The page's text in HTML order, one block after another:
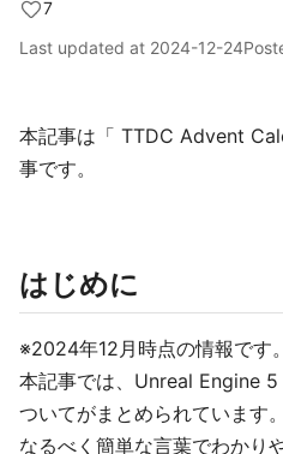
7
Last updated at 2024-12-24
本記事は「 TTDC Advent
事です。
はじめに
※2024年12月時点の情報です。
本記事では、Unreal Engine
ついてがまとめられています。
なるべく簡単な言葉でわかり